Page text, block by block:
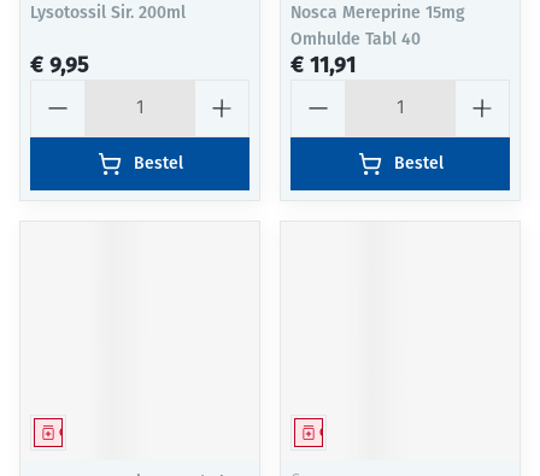
Lysotossil Sir. 200ml
€ 9,95
Bestel
Nosca Mereprine 15mg
Omhulde Tabl 40
€ 11,91
Bestel
Geneesmiddel Geneesmiddel